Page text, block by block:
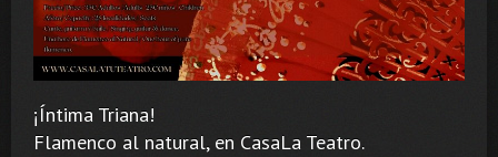
¡Íntima Triana!
Flamenco al natural, en CasaLa Teatro.